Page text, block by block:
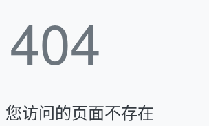
404
您访问的页面不存在